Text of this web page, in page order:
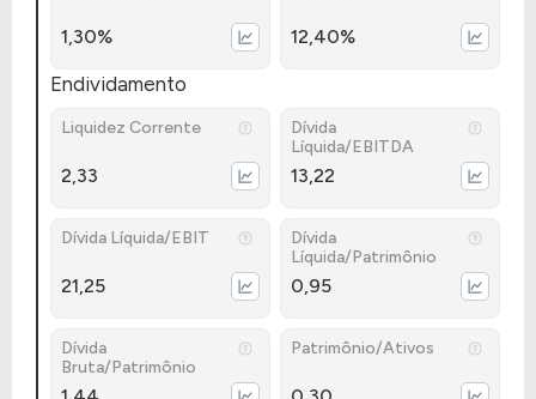
1,30% 12,40%
Endividamento
Liquidez Corrente
2,33
Dívida
Líquida/EBITDA
13,22
Dívida Líquida/EBIT
21,25
Dívida
Líquida/Patrimônio
0,95
Dívida
Bruta/Patrimônio
Patrimônio/Ativos